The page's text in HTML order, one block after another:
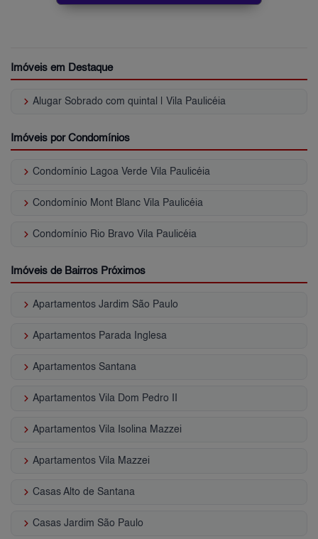
Imóveis em Destaque
keyboard_arrow_right Alugar Sobrado com quintal | Vila Paulicéia
Imóveis por Condomínios
keyboard_arrow_right Condomínio Lagoa Verde Vila Paulicéia
keyboard_arrow_right Condomínio Mont Blanc Vila Paulicéia
keyboard_arrow_right Condomínio Rio Bravo Vila Paulicéia
Imóveis de Bairros Próximos
keyboard_arrow_right Apartamentos Jardim São Paulo
keyboard_arrow_right Apartamentos Parada Inglesa
keyboard_arrow_right Apartamentos Santana
keyboard_arrow_right Apartamentos Vila Dom Pedro II
keyboard_arrow_right Apartamentos Vila Isolina Mazzei
keyboard_arrow_right Apartamentos Vila Mazzei
keyboard_arrow_right Casas Alto de Santana
keyboard_arrow_right Casas Jardim São Paulo